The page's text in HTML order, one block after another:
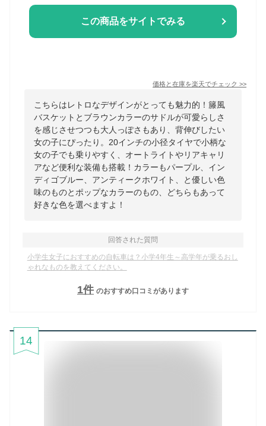
この商品をサイトでみる
価格と在庫を楽天でチェック >>
こちらはレトロなデザインがとっても魅力的！籐風
バスケットとブラウンカラーのサドルが可愛らしさ
を感じさせつつも大人っぽさもあり、背伸びしたい
女の子にぴったり。20インチの小径タイヤで小柄な
女の子でも乗りやすく、オートライトやリアキャリ
アなど便利な装備も搭載！カラーもパープル、イン
ディゴブルー、アンティークホワイト、と優しい色
味のものとポップなカラーのもの、どちらもあって
好きな色を選べますよ！
回答された質問
小学生女子におすすめの自転車は？小学4年生～高学年が乗るおし
ゃれなものを教えてください。
1件 のおすすめ口コミがあります
14